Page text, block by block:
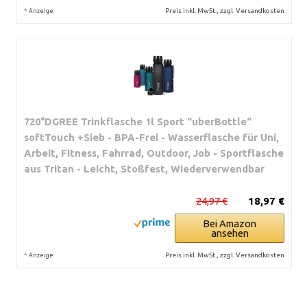
* Anzeige Preis inkl. MwSt., zzgl. Versandkosten
720°DGREE Trinkflasche 1l Sport “uberBottle“
softTouch +Sieb - BPA-Frei - Wasserflasche für Uni,
Arbeit, Fitness, Fahrrad, Outdoor, Job - Sportflasche
aus Tritan - Leicht, Stoßfest, Wiederverwendbar
18,97 €
24,97 €
Bei Amazon
ansehen
* Anzeige Preis inkl. MwSt., zzgl. Versandkosten